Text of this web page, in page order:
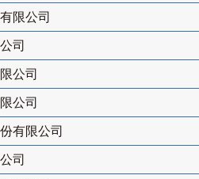
限公司
司
公司
公司
有限公司
司